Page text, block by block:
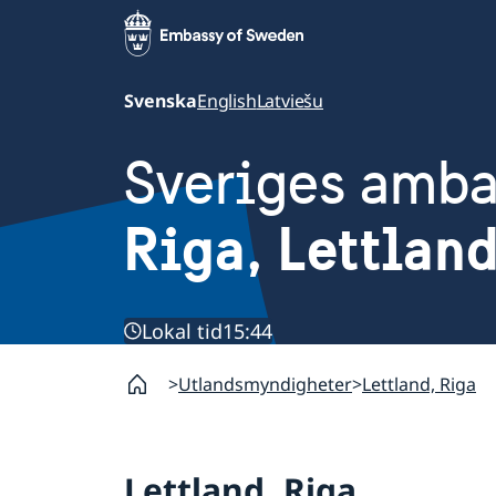
SvenskaEnglishLatviešu
Sveriges
Riga, Lettland
Lokal tid15:44
Utlandsmyndigheter Lettland, Riga